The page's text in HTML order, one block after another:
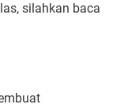
silahkan baca